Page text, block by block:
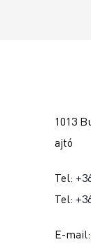
1013
ajtó
Tel:
Tel:
E-mail: